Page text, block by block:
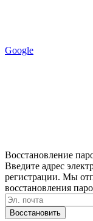
Google
Восстановление
Введите адрес
регистрации. Мы
восстановления
Восстановить